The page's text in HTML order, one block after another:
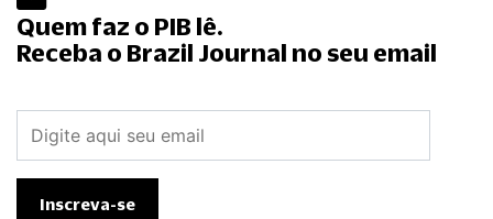
Quem faz o PIB lê.
Receba o Brazil Journal no seu email